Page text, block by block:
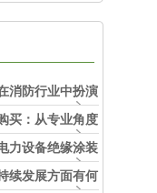
消防行业中扮演
买：从专业角度
力设备绝缘涂装
续发展方面有何